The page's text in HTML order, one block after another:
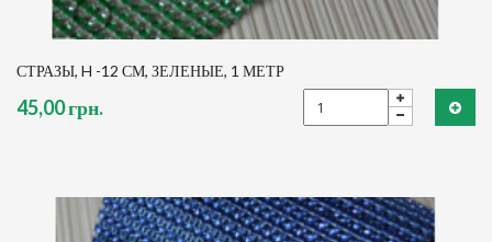
СТРАЗЫ, H -12 СМ, ЗЕЛЕНЫЕ, 1 МЕТР
45,00 грн.